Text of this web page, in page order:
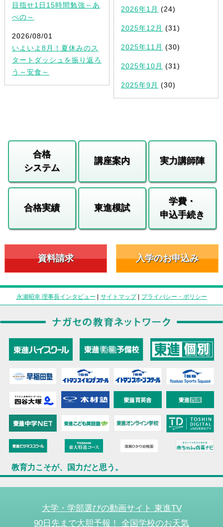
目指せ1日15時間勉強～あ
べの～
2026/08/01
いよいよ8月！夏休みのス
タートダッシュを振り返ろ
う～安食～
2026年1月 (24)
2025年12月 (31)
2025年11月 (30)
2025年10月 (31)
2025年9月 (30)
合格
システム
講座案内 実力講師陣
合格実績 東進模試
学費・
申込手続き
資料請求 入学のお申込み
永瀬昭幸 理事長インタビュー | サイトマップ| プライバシー・ポリシー
教育力こそが、国力だと思う。
大学・学部選びの動画サイト 東進TV
90日先まで大胆予報！ 全国学校のお天気